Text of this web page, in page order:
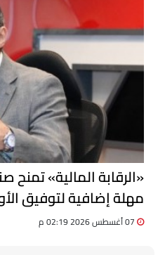
«الرقابة المالية» تمنح
مهلة إضافية لتوفيق الأوضاع